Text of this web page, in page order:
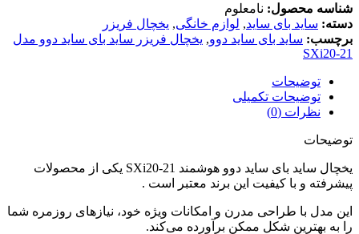
شناسه محصول: نامعلوم
دسته: ساید بای ساید, لوازم خانگی, یخچال فریزر
برچسب: ساید بای ساید دوو, یخچال فریزر ساید بای ساید دوو مدل
SXi20-21
توضیحات
توضیحات تکمیلی
نظرات (0)
توضیحات
یخچال ساید بای ساید دوو هوشمند SXi20-21 یکی از محصولات
پیشرفته و با کیفیت این برند معتبر است .
این مدل با طراحی مدرن و امکانات ویژه خود، نیازهای روزمره شما
را به بهترین شکل ممکن برآورده می‌کند.